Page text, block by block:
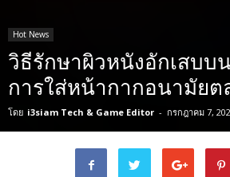
Hot News
วิธีรักษาผิวหนังอักเสบบ
การใส่หน้ากากอนามัยต
โดย i3siam Tech & Game Editor - กรกฎาคม 7,